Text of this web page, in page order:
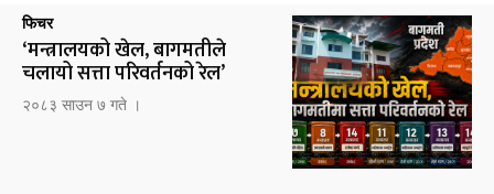
फिचर
‘मन्त्रालयको खेल, बागमतीले
चलायो सत्ता परिवर्तनको रेल’
२०८३ साउन ७ गते ।